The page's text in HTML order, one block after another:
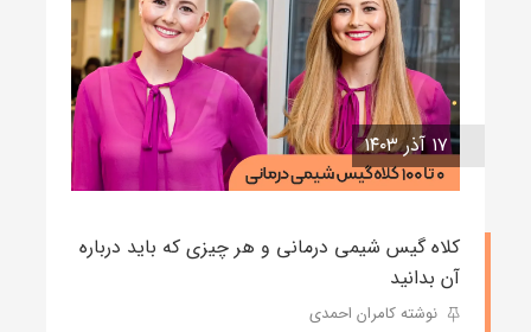
۱۷ آذر ۱۴۰۳
کلاه گیس شیمی درمانی و هر چیزی که باید درباره
آن بدانید
نوشته کامران احمدی